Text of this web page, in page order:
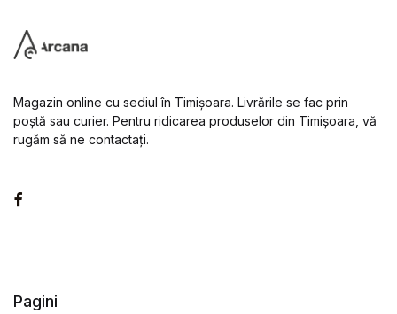
Magazin online cu sediul în Timișoara. Livrările se fac prin
poștă sau curier. Pentru ridicarea produselor din Timișoara, vă
rugăm să ne contactați.
Pagini